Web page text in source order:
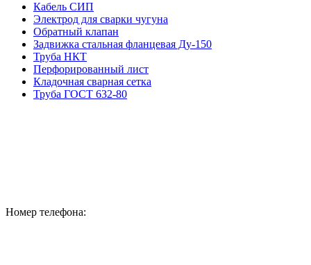
Кабель СИП
Электрод для сварки чугуна
Обратный клапан
Задвижка стальная фланцевая Ду-150
Труба НКТ
Перфорированный лист
Кладочная сварная сетка
Труба ГОСТ 632-80
Номер телефона: